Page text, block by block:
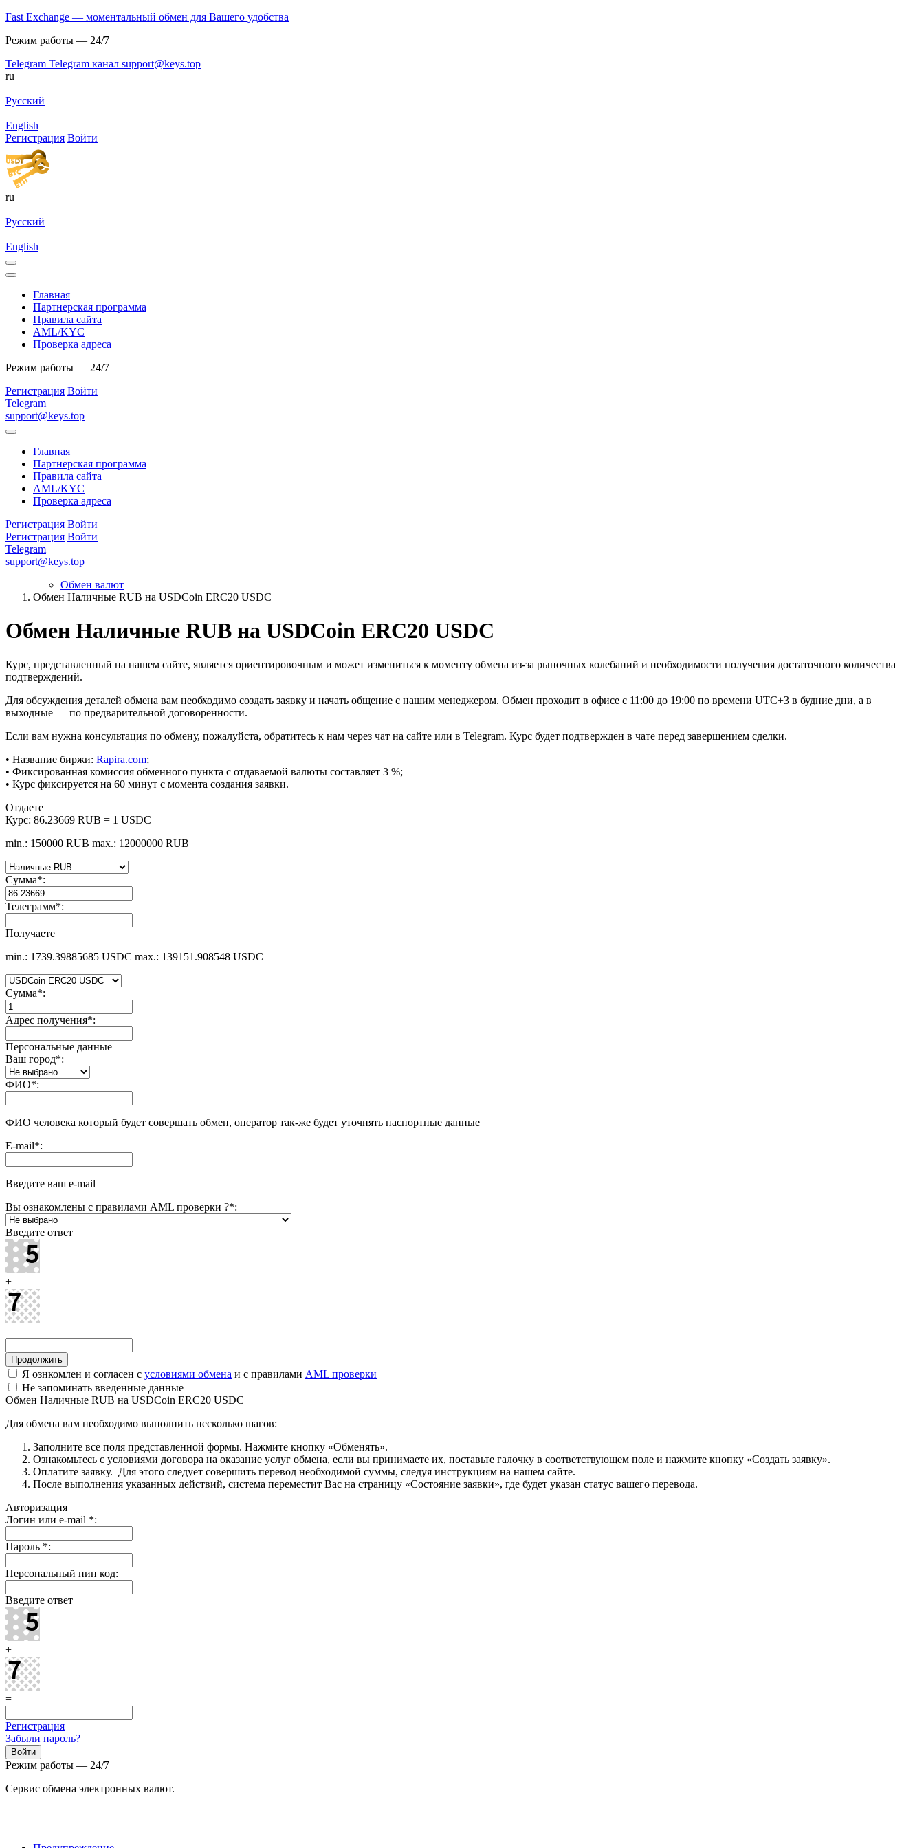
Fast Exchange — моментальный обмен для Вашего удобства
Режим работы — 24/7
Telegram Telegram канал support@keys.top
ru
Русский
English
Регистрация Войти
ru
Русский
English
Главная
Партнерская программа
Правила сайта
AML/KYC
Проверка адреса
Режим работы — 24/7
Регистрация Войти
Telegram
support@keys.top
Главная
Партнерская программа
Правила сайта
AML/KYC
Проверка адреса
Регистрация Войти
Регистрация Войти
Telegram
support@keys.top
Обмен валют
Обмен Наличные RUB на USDCoin ERC20 USDC
Обмен Наличные RUB на USDCoin ERC20 USDC
Курс, представленный на нашем сайте, является ориентировочным и может измениться к моменту обмена из-за рыночных колебаний и необходимости получения достаточного количества
подтверждений.
Для обсуждения деталей обмена вам необходимо создать заявку и начать общение с нашим менеджером. Обмен проходит в офисе с 11:00 до 19:00 по времени UTC+3 в будние дни, а в
выходные — по предварительной договоренности.
Если вам нужна консультация по обмену, пожалуйста, обратитесь к нам через чат на сайте или в Telegram. Курс будет подтвержден в чате перед завершением сделки.
• Название биржи: Rapira.com;
• Фиксированная комиссия обменного пункта с отдаваемой валюты составляет 3 %;
• Курс фиксируется на 60 минут с момента создания заявки.
Отдаете
Курс: 86.23669 RUB = 1 USDC
min.: 150000 RUB max.: 12000000 RUB
Сумма*:
Телеграмм*:
Получаете
min.: 1739.39885685 USDC max.: 139151.908548 USDC
Сумма*:
Адрес получения*:
Персональные данные
Ваш город*:
ФИО*:
ФИО человека который будет совершать обмен, оператор так-же будет уточнять паспортные данные
E-mail*:
Введите ваш e-mail
Вы ознакомлены с правилами AML проверки ?*:
Введите ответ
+
=
Я ознкомлен и согласен с условиями обмена и с правилами AML проверки
Не запоминать введенные данные
Обмен Наличные RUB на USDCoin ERC20 USDC
Для обмена вам необходимо выполнить несколько шагов:
Заполните все поля представленной формы. Нажмите кнопку «Обменять».
Ознакомьтесь с условиями договора на оказание услуг обмена, если вы принимаете их, поставьте галочку в соответствующем поле и нажмите кнопку «Создать заявку».
Оплатите заявку. Для этого следует совершить перевод необходимой суммы, следуя инструкциям на нашем сайте.
После выполнения указанных действий, система переместит Вас на страницу «Состояние заявки», где будет указан статус вашего перевода.
Авторизация
Логин или e-mail *:
Пароль *:
Персональный пин код:
Введите ответ
+
=
Регистрация
Забыли пароль?
Режим работы — 24/7
Сервис обмена электронных валют.